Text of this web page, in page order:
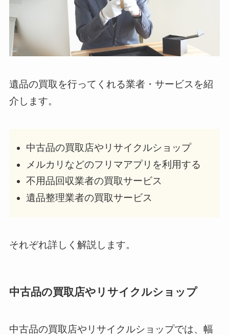
遺品の買取を行ってくれる業者・サービスを紹
介します。
中古品の買取店やリサイクルショップ
メルカリなどのフリマアプリを利用する
不用品回収業者の買取サービス
遺品整理業者の買取サービス
それぞれ詳しく解説します。
中古品の買取店やリサイクルショップ
中古品の買取店やリサイクルショップでは、幅